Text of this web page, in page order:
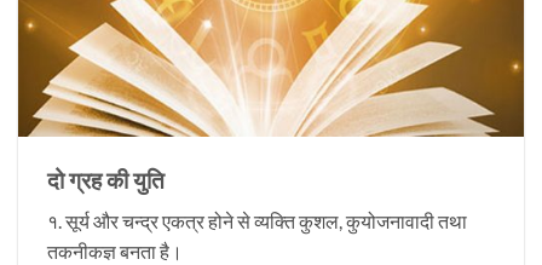
दो ग्रह की युति
१. सूर्य और चन्द्र एकत्र होने से व्यक्ति कुशल, कुयोजनावादी तथा
तकनीकज्ञ बनता है।